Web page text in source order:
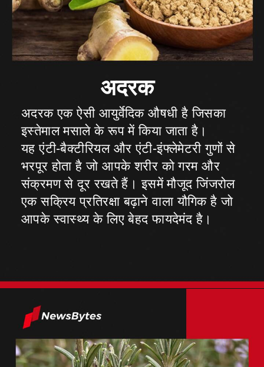
अदरक
अदरक एक ऐसी आयुर्वेदिक औषधी है जिसका
इस्तेमाल मसाले के रूप में किया जाता है।
यह एंटी-बैक्टीरियल और एंटी-इंफ्लेमेटरी गुणों से
भरपूर होता है जो आपके शरीर को गरम और
संक्रमण से दूर रखते हैं। इसमें मौजूद जिंजरोल
एक सक्रिय प्रतिरक्षा बढ़ाने वाला यौगिक है जो
आपके स्वास्थ्य के लिए बेहद फायदेमंद है।